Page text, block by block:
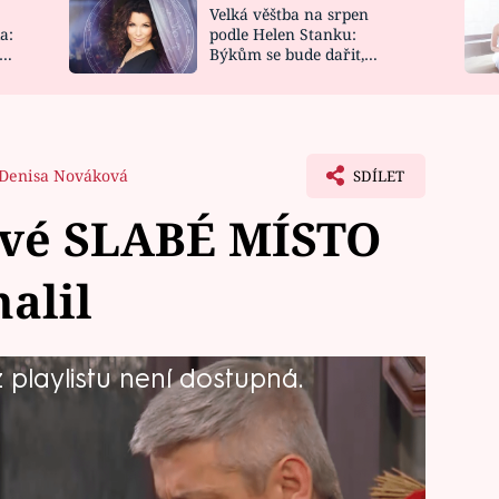
NOVINKY
VIDEORECEPTY
DESIGN
Velká věštba na srpen
podle Helen Stanku:
Býkům se bude dařit,
Nováková SDÍLET
SLABÉ MÍSTO
není dostupná.
vymyslí Jarda možnost
dostat do úzkých, aby bylo
nic neumí.